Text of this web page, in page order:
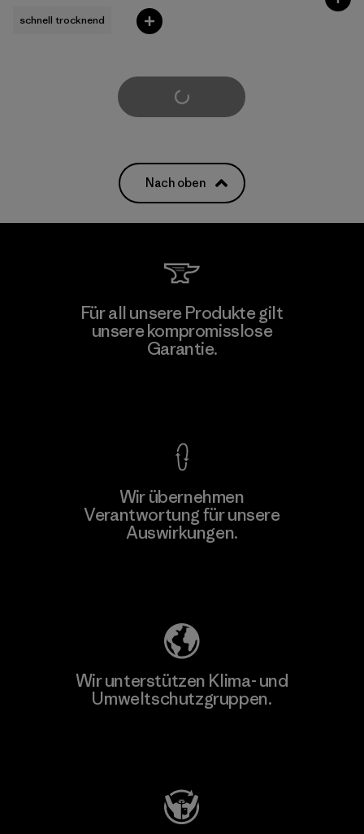
schnell trocknend
weitere laden
Nach oben
Für all unsere Produkte gilt
unsere kompromisslose
Garantie.
Wir übernehmen
Verantwortung für unsere
Auswirkungen.
Wir unterstützen Klima- und
Umweltschutzgruppen.